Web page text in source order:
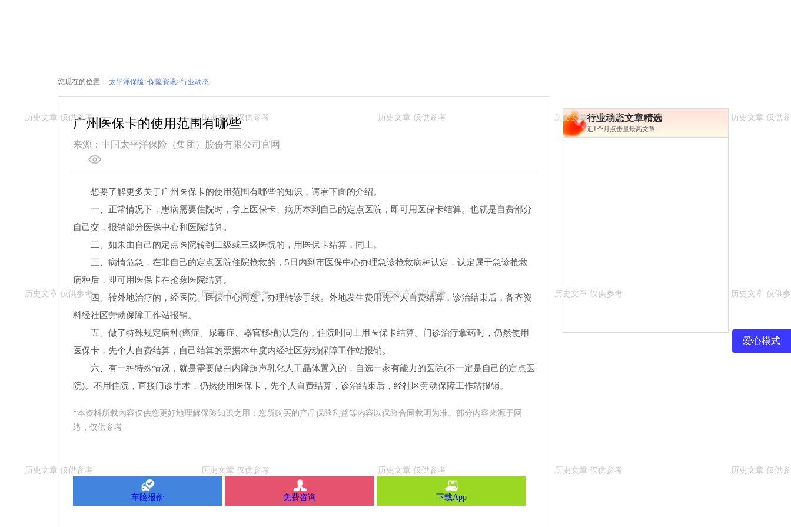
您现在的位置： 太平洋保险>保险资讯>行业动态
广州医保卡的使用范围有哪些
来源：中国太平洋保险（集团）股份有限公司官网
想要了解更多关于广州医保卡的使用范围有哪些的知识，请看下面的介绍。
一、正常情况下，患病需要住院时，拿上医保卡、病历本到自己的定点医院，即可用医保卡结算。也就是自费部分
自己交，报销部分医保中心和医院结算。
二、如果由自己的定点医院转到二级或三级医院的，用医保卡结算，同上。
三、病情危急，在非自己的定点医院住院抢救的，5日内到市医保中心办理急诊抢救病种认定，认定属于急诊抢救
病种后，即可用医保卡在抢救医院结算。
四、转外地治疗的，经医院、医保中心同意，办理转诊手续。外地发生费用先个人自费结算，诊治结束后，备齐资
料经社区劳动保障工作站报销。
五、做了特殊规定病种(癌症、尿毒症、器官移植)认定的，住院时同上用医保卡结算。门诊治疗拿药时，仍然使用
医保卡，先个人自费结算，自己结算的票据本年度内经社区劳动保障工作站报销。
六、有一种特殊情况，就是需要做白内障超声乳化人工晶体置入的，自选一家有能力的医院(不一定是自己的定点医
院)。不用住院，直接门诊手术，仍然使用医保卡，先个人自费结算，诊治结束后，经社区劳动保障工作站报销。
*本资料所载內容仅供您更好地理解保险知识之用；您所购买的产品保险利益等内容以保险合同载明为准。部分内容来源于网
络，仅供参考
车险报价 免费咨询 下载App
行业动态文章精选
近1个月点击量最高文章
爱心模式